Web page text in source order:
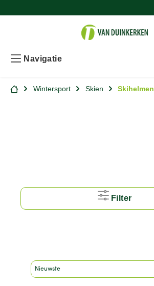
Navigatie
Wintersport Skien Skihelmen
Filter
Maat Sport